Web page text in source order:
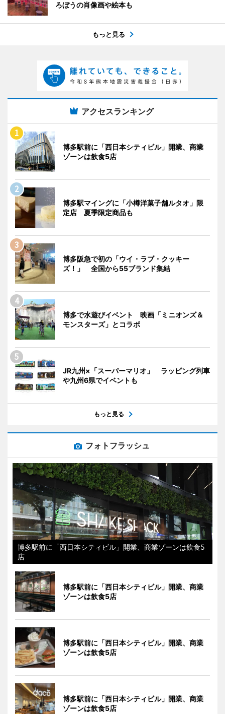
ろぼうの肖像画や絵本も
もっと見る
アクセスランキング
博多駅前に「西日本シティビル」開業、商業
ゾーンは飲食5店
博多駅マイングに「小樽洋菓子舗ルタオ」限
定店 夏季限定商品も
博多阪急で初の「ウイ・ラブ・クッキー
ズ！」 全国から55ブランド集結
博多で水遊びイベント 映画「ミニオンズ＆
モンスターズ」とコラボ
JR九州×「スーパーマリオ」 ラッピング列車
や九州6県でイベントも
もっと見る
フォトフラッシュ
博多駅前に「西日本シティビル」開業、商業ゾーンは飲食5
店
博多駅前に「西日本シティビル」開業、商業
ゾーンは飲食5店
博多駅前に「西日本シティビル」開業、商業
ゾーンは飲食5店
博多駅前に「西日本シティビル」開業、商業
ゾーンは飲食5店